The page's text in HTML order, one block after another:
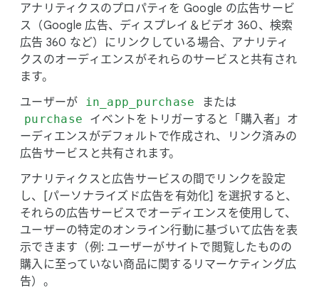
アナリティクスの​プロパティを Google の​広告サービ
ス​（Google 広告、​ディスプレイ＆ビデオ 360、​検索​
広告 360 など）に​リンクしている​場合、​アナリティ
クスの​オーディエンスが​それらの​サービスと​共有され
ます。
ユーザーが
in_app_purchase または
purchase
イベントを​トリガーすると​「購入者」​オ
ーディエンスが​デフォルトで​作成され、​リンク済みの​
広告サービスと​共有されます。
アナリティクスと​広告サービスの​間で​リンクを​設定
し、​[パーソナライズド広告を​有効化] を​選択すると、​
それらの​広告サービスで​オーディエンスを​使用して、​
ユーザーの​特定の​オンライン行動に​基づいて​広告を​表
示できます​（例: ユーザーが​サイトで​閲覧した​ものの​
購入に​至っていない​商品に​関する​リマーケティング​広
告）。